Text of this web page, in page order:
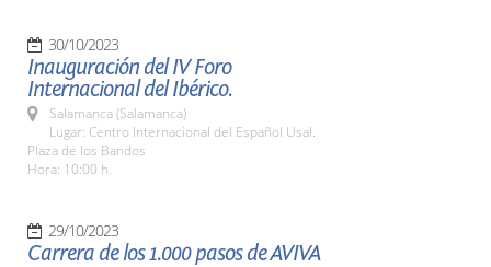
30/10/2023
Inauguración del IV Foro
Internacional del Ibérico.
Salamanca (Salamanca)
Lugar: Centro Internacional del Español Usal.
Plaza de los Bandos
Hora: 10:00 h.
29/10/2023
Carrera de los 1.000 pasos de AVIVA